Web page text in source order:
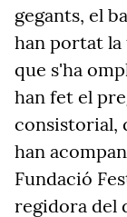
gegants, el
han portat la
que s'ha
han fet el
consistorial,
han
Fundació
regidora del